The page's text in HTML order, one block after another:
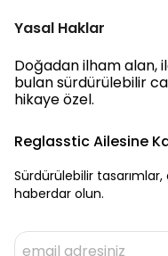
Yasal Haklar
Doğadan ilham alan,
bulan sürdürülebilir
hikaye özel.
Reglasstic Ailesine
Sürdürülebilir
haberdar olun.